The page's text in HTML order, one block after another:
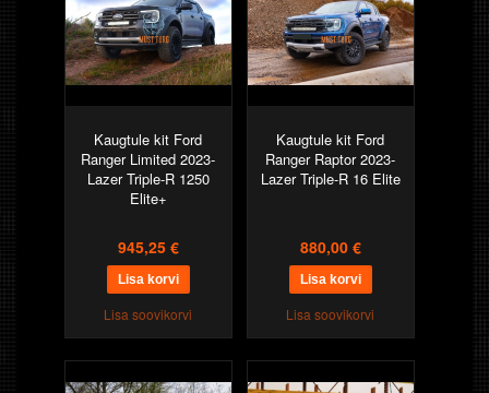
Kaugtule kit Ford
Ranger Limited 2023-
Lazer Triple-R 1250
Elite+
945,25 €
Lisa soovikorvi
Kaugtule kit Ford
Ranger Raptor 2023-
Lazer Triple-R 16 Elite
880,00 €
Lisa soovikorvi